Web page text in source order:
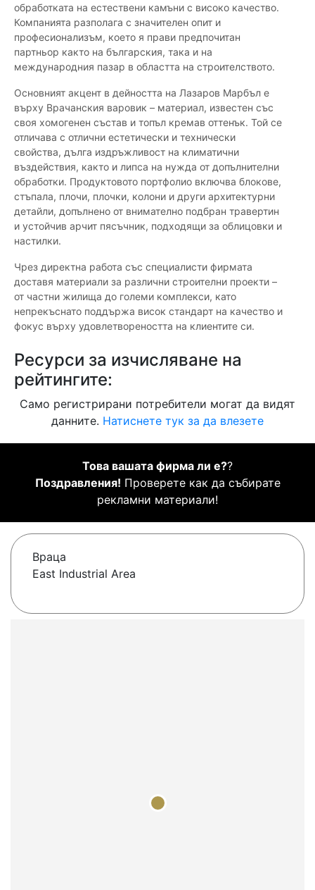
обработката на естествени камъни с високо качество.
Компанията разполага с значителен опит и
професионализъм, което я прави предпочитан
партньор както на българския, така и на
международния пазар в областта на строителството.
Основният акцент в дейността на Лазаров Марбъл е
върху Врачанския варовик – материал, известен със
своя хомогенен състав и топъл кремав оттенък. Той се
отличава с отлични естетически и технически
свойства, дълга издръжливост на климатични
въздействия, както и липса на нужда от допълнителни
обработки. Продуктовото портфолио включва блокове,
стъпала, плочи, плочки, колони и други архитектурни
детайли, допълнено от внимателно подбран травертин
и устойчив арчит пясъчник, подходящи за облицовки и
настилки.
Чрез директна работа със специалисти фирмата
доставя материали за различни строителни проекти –
от частни жилища до големи комплекси, като
непрекъснато поддържа висок стандарт на качество и
фокус върху удовлетвореността на клиентите си.
Ресурси за изчисляване на
рейтингите:
Само регистрирани потребители могат да видят
данните. Натиснете тук за да влезете
Това вашата фирма ли е??
Поздравления! Проверете как да събирате
рекламни материали!
Враца
East Industrial Area